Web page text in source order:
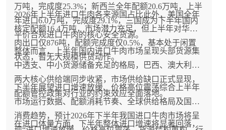
万吨，完成度25.3%；新西兰全年配额20.6万吨，上半
年进口6.0万吨，完成度29.1%，三国成为下半年国内
平价合规进口牛肉的核心安全货源。
2026年上半年进口牛肉各来源国占比此外，美国全年
核定配额16.4万吨，市场潜力充足，但上半年对华牛
肉出口仅876吨，配额完成度仅0.5%，基本处于闲置
状态，暂无大规模供货动作。
整体而言，上半年国内进口牛肉市场呈现头部货源集
中透支、中小货源储备充足的格局，巴西、澳大利亚
两大核心供给端同步收紧，市场供给缺口正式显现，
配额管控政策对行业的约束效应全面落地。
下半年展望进口增速放缓、价格高位震荡综合上半年
市场运行数据、配额消耗节奏、全球供给格局及国内
消费趋势，预计2026年下半年我国进口牛肉市场将呈
在进口体量方面，下半年整体进口增速将显著回落，